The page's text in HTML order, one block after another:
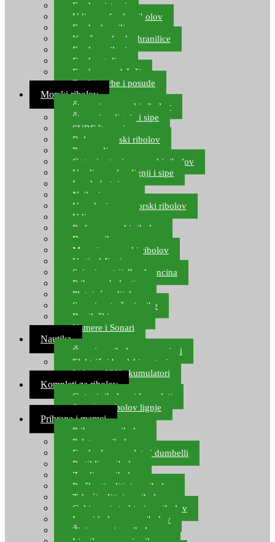
Feeder sistemi
Udice za feeder ribolov
Feeder hranilice
Kopče za feeder hranilice
Feeder najloni
Feeder stolice
Feeder arm držači
Feeder torbe i posude
Morski ribolov
Štapovi za morski ribolov
Štapovi za lignje i sipe
SURF štapovi
Role za morski ribolov
Parangali
Gotovi setovi za morski ribolov
Varalice za lov lignji i sipe
Lov hobotnice
Najloni za more
Upredenice za morski ribolov
Udice za more
Perle za morski ribolov
Brum prihrana za more
Mamci za morski ribolov
Vertical Jigging
Spinning strijelke, brancina
Pribor za bolentino
Plutajuća odijela
Sonari za traženje ribe
Ronilački program
Kamere i Sonari
Nautika
Čamci za ribolov, gumenjaci
Električni brodski motori
Lithium ION akumulatori
Kompleti za ribolov
Gotovi ribolovni kompleti
Setovi za ribolov lignje
Prihrana i mamci
Prihrana za ribolov
Pelete za ribolov
Feeder lovne pelete i dumbelli
Partikli za ribolov
Zemlja za ribolov
Praškasti aditivi za ribolov
Tekući aditivi za ribolov
Gel i sprej atraktori za ribolov
Lovni kukuruz za ribolov
Živi mamci za ribolov